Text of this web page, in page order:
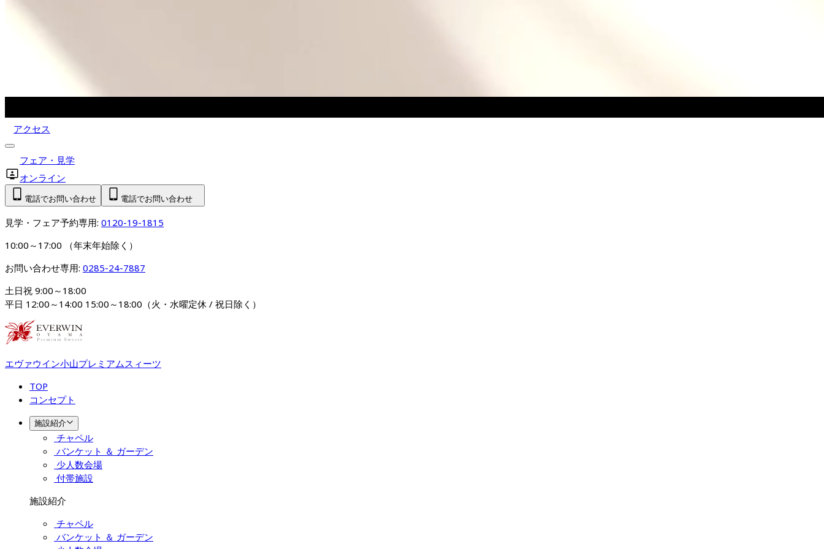
アクセス
フェア・見学
オンライン
電話でお問い合わせ 電話でお問い合わせ
見学・フェア予約専用: 0120-19-1815
10:00～17:00 （年末年始除く）
お問い合わせ専用: 0285-24-7887
土日祝 9:00～18:00
平日 12:00～14:00 15:00～18:00（火・水曜定休 / 祝日除く）
エヴァウイン小山プレミアムスィーツ
TOP
コンセプト
施設紹介
チャペル
バンケット ＆ ガーデン
少人数会場
付帯施設
施設紹介
チャペル
バンケット ＆ ガーデン